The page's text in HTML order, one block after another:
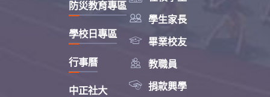
 學生家長
 畢業校友
 教職員
 捐款興學
防災教育專區
學校日專區
行事曆
中正社大